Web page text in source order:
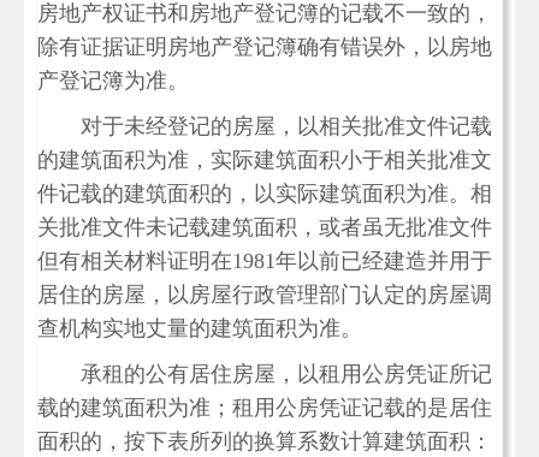
房地产权证书和房地产登记簿的记载不一致的，
除有证据证明房地产登记簿确有错误外，以房地
产登记簿为准。
对于未经登记的房屋，以相关批准文件记载
的建筑面积为准，实际建筑面积小于相关批准文
件记载的建筑面积的，以实际建筑面积为准。相
关批准文件未记载建筑面积，或者虽无批准文件
但有相关材料证明在1981年以前已经建造并用于
居住的房屋，以房屋行政管理部门认定的房屋调
查机构实地丈量的建筑面积为准。
承租的公有居住房屋，以租用公房凭证所记
载的建筑面积为准；租用公房凭证记载的是居住
面积的，按下表所列的换算系数计算建筑面积：